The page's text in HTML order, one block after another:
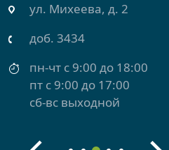
ул. Михеева, д. 2
доб. 3434
пн-чт с 9:00 до 18:00
пт с 9:00 до 17:00
сб-вс выходной